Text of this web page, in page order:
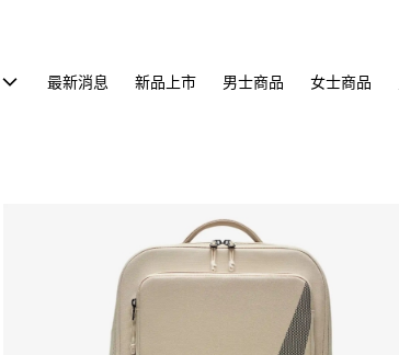
最新消息 新品上市 男士商品 女士商品